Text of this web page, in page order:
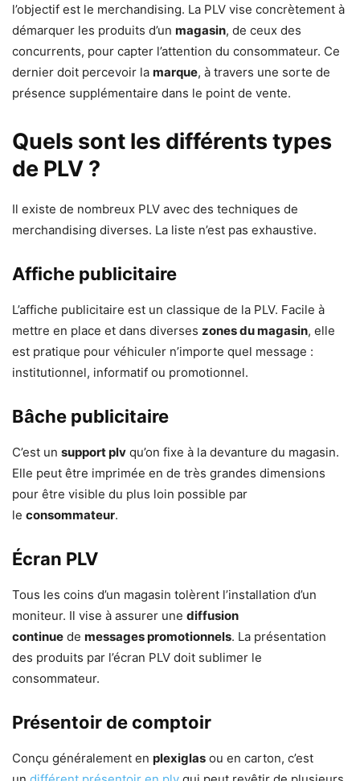
l’objectif est le merchandising. La PLV vise concrètement à
démarquer les produits d’un magasin, de ceux des
concurrents, pour capter l’attention du consommateur. Ce
dernier doit percevoir la marque, à travers une sorte de
présence supplémentaire dans le point de vente.
Quels sont les différents types
de PLV ?
Il existe de nombreux PLV avec des techniques de
merchandising diverses. La liste n’est pas exhaustive.
Affiche publicitaire
L’affiche publicitaire est un classique de la PLV. Facile à
mettre en place et dans diverses zones du magasin, elle
est pratique pour véhiculer n’importe quel message :
institutionnel, informatif ou promotionnel.
Bâche publicitaire
C’est un support plv qu’on fixe à la devanture du magasin.
Elle peut être imprimée en de très grandes dimensions
pour être visible du plus loin possible par
le consommateur.
Écran PLV
Tous les coins d’un magasin tolèrent l’installation d’un
moniteur. Il vise à assurer une diffusion
continue de messages promotionnels. La présentation
des produits par l’écran PLV doit sublimer le
consommateur.
Présentoir de comptoir
Conçu généralement en plexiglas ou en carton, c’est